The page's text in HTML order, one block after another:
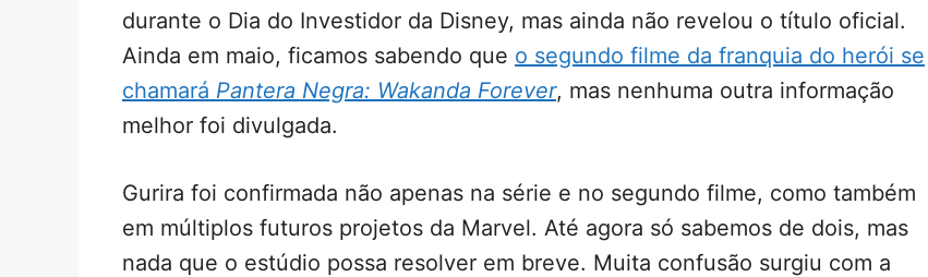
durante o Dia do Investidor da Disney, mas ainda não revelou o título oficial.
Ainda em maio, ficamos sabendo que o segundo filme da franquia do herói se
chamará Pantera Negra: Wakanda Forever, mas nenhuma outra informação
melhor foi divulgada.
Gurira foi confirmada não apenas na série e no segundo filme, como também
em múltiplos futuros projetos da Marvel. Até agora só sabemos de dois, mas
nada que o estúdio possa resolver em breve. Muita confusão surgiu com a